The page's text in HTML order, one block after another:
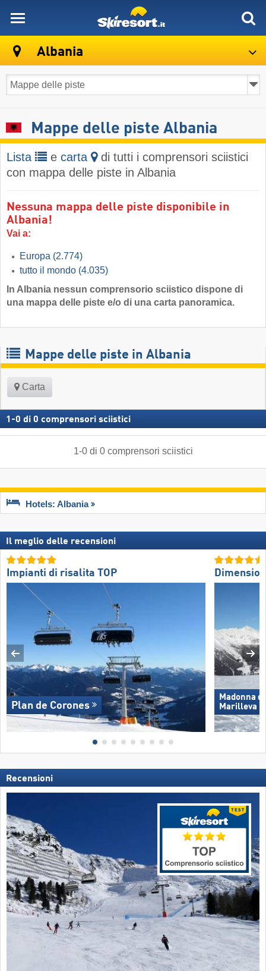
Albania
Mappe delle piste Albania
Lista e carta
di tutti i comprensori sciistici
con mappa delle piste in Albania
Nessuna mappa delle piste disponibile in
Albania!
Vai a:
Europa (2.774)
tutto il mondo (4.035)
In Albania nessun comprensorio sciistico dispone di
una mappa delle piste e/o di una carta panoramica.
Mappe delle piste in Albania
Carta
1 -0 di 0 comprensori sciistici
1-0di 0 comprensori sciistici
Hotels: Albania
Il meglio delle recensioni
Impianti di risalita TOP
Plan de Corones
Madonna
Marilleva
Recensioni